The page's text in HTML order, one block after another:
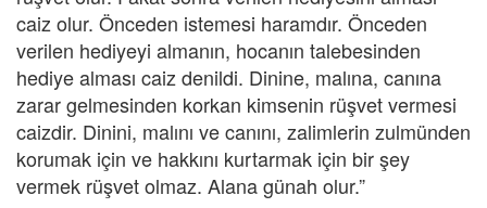
caiz olur. Önceden istemesi haramdır. Önceden
verilen hediyeyi almanın, hocanın talebesinden
hediye alması caiz denildi. Dinine, malına, canına
zarar gelmesinden korkan kimsenin rüşvet vermesi
caizdir. Dinini, malını ve canını, zalimlerin zulmünden
korumak için ve hakkını kurtarmak için bir şey
vermek rüşvet olmaz. Alana günah olur.”